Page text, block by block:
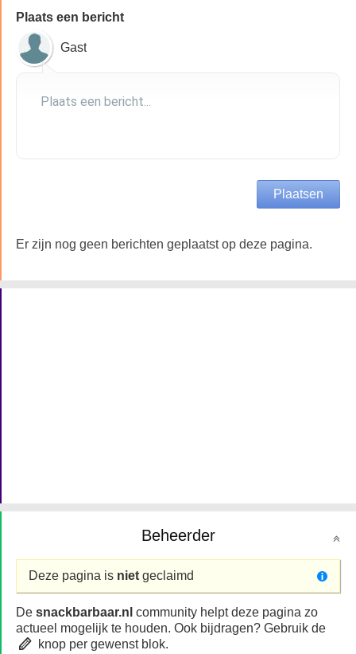
Plaats een bericht
Gast
Er zijn nog geen berichten geplaatst op deze pagina.
Beheerder
Deze pagina is niet geclaimd
De snackbarbaar.nl community helpt deze pagina zo
actueel mogelijk te houden. Ook bijdragen? Gebruik de
knop per gewenst blok.